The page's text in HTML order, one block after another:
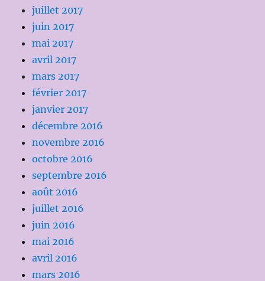
juillet 2017
juin 2017
mai 2017
avril 2017
mars 2017
février 2017
janvier 2017
décembre 2016
novembre 2016
octobre 2016
septembre 2016
août 2016
juillet 2016
juin 2016
mai 2016
avril 2016
mars 2016